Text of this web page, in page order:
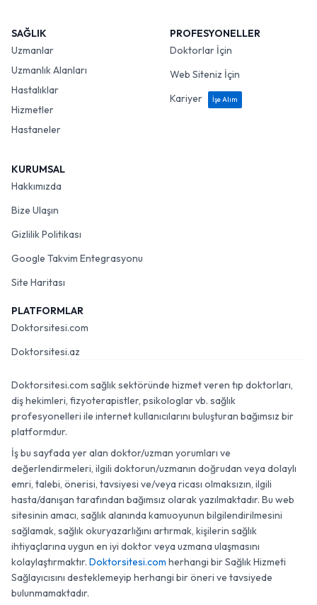
SAĞLIK
Uzmanlar
Uzmanlık Alanları
Hastalıklar
Hizmetler
Hastaneler
PROFESYONELLER
Doktorlar İçin
Web Siteniz İçin
Kariyer
İşe Alım
KURUMSAL
Hakkımızda
Bize Ulaşın
Gizlilik Politikası
Google Takvim Entegrasyonu
Site Haritası
PLATFORMLAR
Doktorsitesi.com
Doktorsitesi.az
Doktorsitesi.com sağlık sektöründe hizmet veren tıp doktorları,
diş hekimleri, fizyoterapistler, psikologlar vb. sağlık
profesyonelleri ile internet kullanıcılarını buluşturan bağımsız bir
platformdur.
İş bu sayfada yer alan doktor/uzman yorumları ve
değerlendirmeleri, ilgili doktorun/uzmanın doğrudan veya dolaylı
emri, talebi, önerisi, tavsiyesi ve/veya ricası olmaksızın, ilgili
hasta/danışan tarafından bağımsız olarak yazılmaktadır. Bu web
sitesinin amacı, sağlık alanında kamuoyunun bilgilendirilmesini
sağlamak, sağlık okuryazarlığını artırmak, kişilerin sağlık
ihtiyaçlarına uygun en iyi doktor veya uzmana ulaşmasını
kolaylaştırmaktır. Doktorsitesi.com herhangi bir Sağlık Hizmeti
Sağlayıcısını desteklemeyip herhangi bir öneri ve tavsiyede
bulunmamaktadır.